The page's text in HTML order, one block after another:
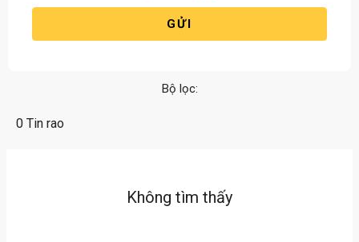
GỬI
0 Tin rao
Bộ lọc:
Không tìm thấy